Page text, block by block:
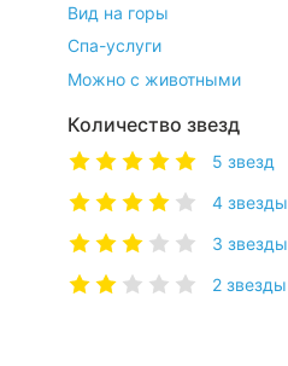
Вид на горы
Спа-услуги
Можно с животными
Количество звезд
5 звезд
4 звезды
3 звезды
2 звезды